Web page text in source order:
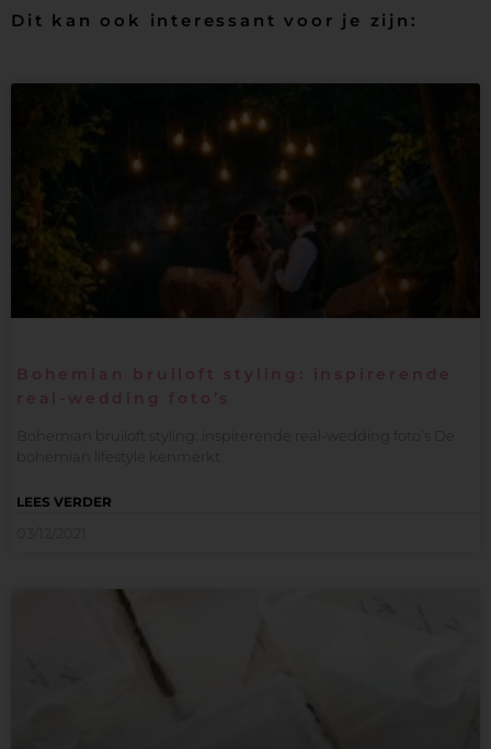
Dit kan ook interessant voor je zijn:
Bohemian bruiloft styling: inspirerende
real-wedding foto’s
Bohemian bruiloft styling: inspirerende real-wedding foto’s De
bohemian lifestyle kenmerkt
LEES VERDER